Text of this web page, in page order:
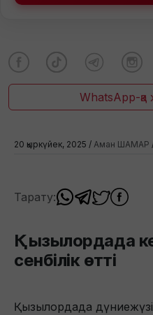
WhatsApp-қа
20 қыркүйек, 2025 / Аман ШАМАР
Тарату:
Қызылордада
сенбілік өтті
Қызылордада